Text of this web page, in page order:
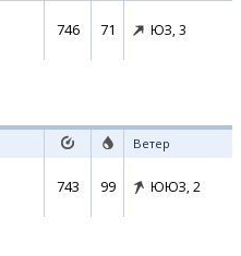
746 71 ЮЗ, 3
Ветер
743 99 ЮЮЗ, 2